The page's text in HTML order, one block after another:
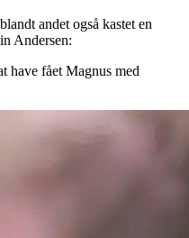
andet også kastet en
Andersen:
have fået Magnus med